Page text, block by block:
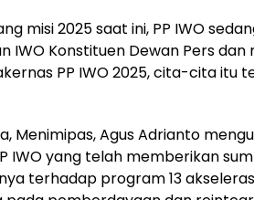
misi 2025 saat ini, PP IWO
IWO Konstituen Dewan Pers
PP IWO 2025, cita-cita itu
Menimipas, Agus Adrianto
IWO yang telah memberikan
terhadap program 13